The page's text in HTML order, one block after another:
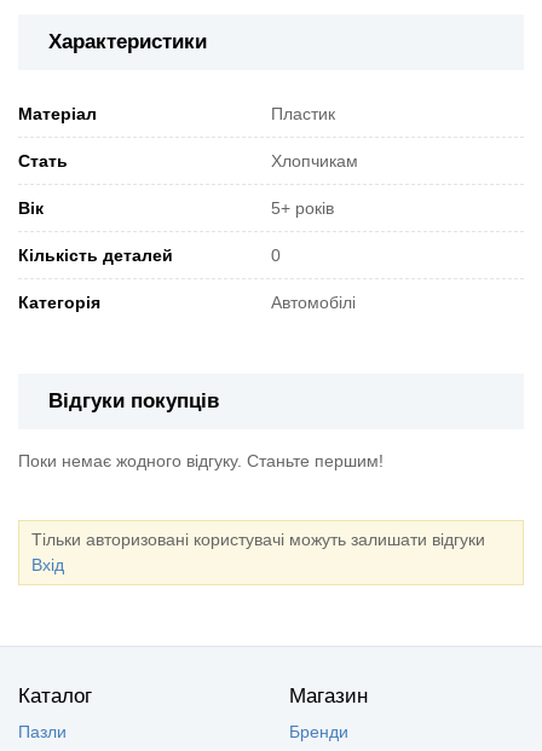
Характеристики
Матеріал Пластик
Стать Хлопчикам
Вік 5+ років
Кількість деталей 0
Категорія Автомобілі
Відгуки покупців
Поки немає жодного відгуку. Станьте першим!
Тільки авторизовані користувачі можуть залишати відгуки
Вхід
Каталог
Пазли
Магазин
Бренди